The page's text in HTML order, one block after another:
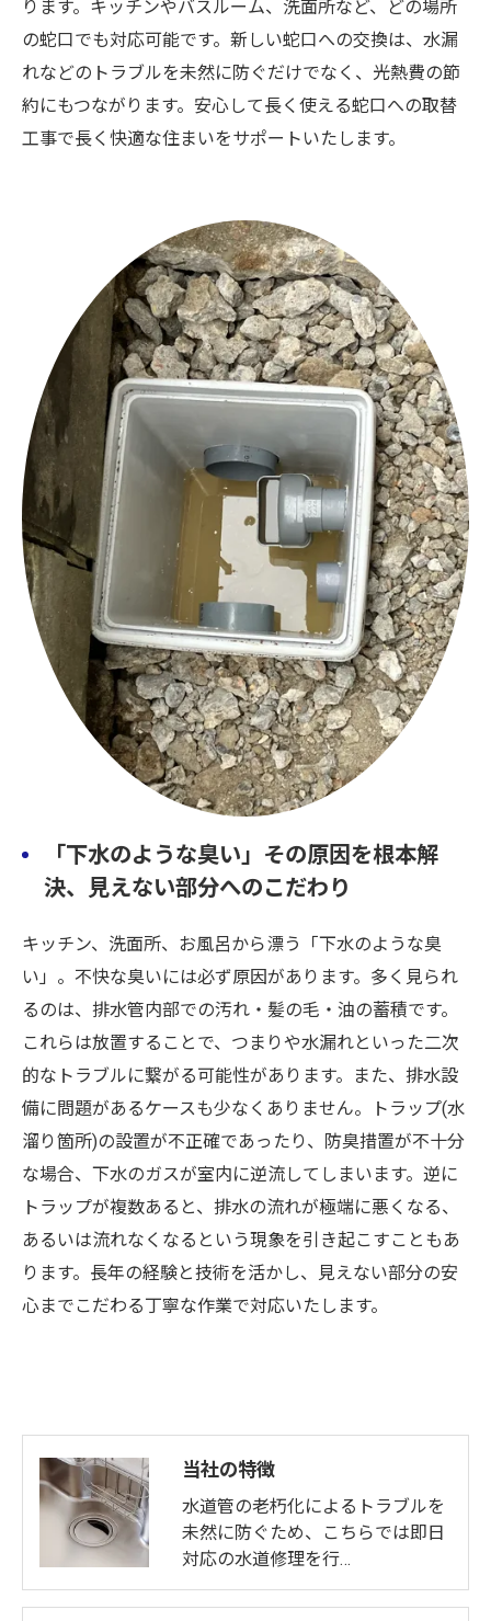
ります。キッチンやバスルーム、洗面所など、どの場所
の蛇口でも対応可能です。新しい蛇口への交換は、水漏
れなどのトラブルを未然に防ぐだけでなく、光熱費の節
約にもつながります。安心して長く使える蛇口への取替
工事で長く快適な住まいをサポートいたします。
「下水のような臭い」その原因を根本解
決、見えない部分へのこだわり
キッチン、洗面所、お風呂から漂う「下水のような臭
い」。不快な臭いには必ず原因があります。多く見られ
るのは、排水管内部での汚れ・髪の毛・油の蓄積です。
これらは放置することで、つまりや水漏れといった二次
的なトラブルに繋がる可能性があります。また、排水設
備に問題があるケースも少なくありません。トラップ(水
溜り箇所)の設置が不正確であったり、防臭措置が不十分
な場合、下水のガスが室内に逆流してしまいます。逆に
トラップが複数あると、排水の流れが極端に悪くなる、
あるいは流れなくなるという現象を引き起こすこともあ
ります。長年の経験と技術を活かし、見えない部分の安
心までこだわる丁寧な作業で対応いたします。
当社の特徴
水道管の老朽化によるトラブルを
未然に防ぐため、こちらでは即日
対応の水道修理を行…